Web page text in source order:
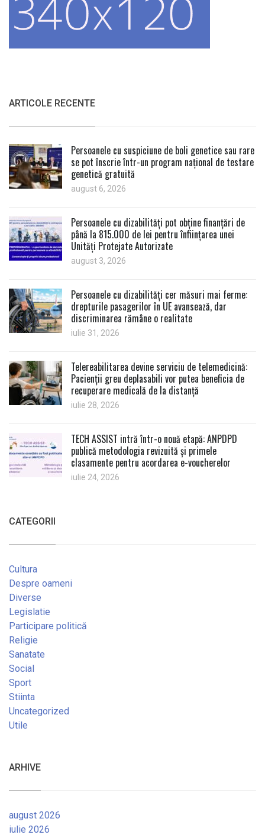
ARTICOLE RECENTE
Persoanele cu suspiciune de boli genetice sau rare
se pot înscrie într-un program național de testare
genetică gratuită
august 6, 2026
Persoanele cu dizabilități pot obține finanțări de
până la 815.000 de lei pentru înființarea unei
Unități Protejate Autorizate
august 3, 2026
Persoanele cu dizabilități cer măsuri mai ferme:
drepturile pasagerilor în UE avansează, dar
discriminarea rămâne o realitate
iulie 31, 2026
Telereabilitarea devine serviciu de telemedicină:
Pacienții greu deplasabili vor putea beneficia de
recuperare medicală de la distanță
iulie 28, 2026
TECH ASSIST intră într-o nouă etapă: ANPDPD
publică metodologia revizuită și primele
clasamente pentru acordarea e-voucherelor
iulie 24, 2026
CATEGORII
Cultura
Despre oameni
Diverse
Legislatie
Participare politică
Religie
Sanatate
Social
Sport
Stiinta
Uncategorized
Utile
ARHIVE
august 2026
iulie 2026